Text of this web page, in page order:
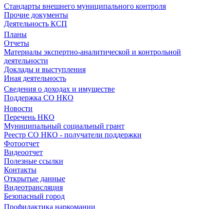
Стандарты внешнего муниципального контроля
Прочие документы
Деятельность КСП
Планы
Отчеты
Материалы экспертно-аналитической и контрольной
деятельности
Доклады и выступления
Иная деятельность
Сведения о доходах и имуществе
Поддержка СО НКО
Новости
Перечень НКО
Муниципальный социальный грант
Реестр СО НКО - получатели поддержки
Фотоотчет
Видеоотчет
Полезные ссылки
Контакты
Открытые данные
Видеотрансляция
Безопасный город
Профилактика наркомании